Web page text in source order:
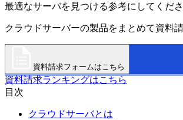
最適なサーバを見つける参考にしてくださ
クラウドサーバーの製品をまとめて資料請
資料請求フォームはこちら
資料請求ランキングはこちら
目次
クラウドサーバとは